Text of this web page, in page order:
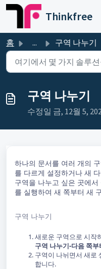
주요 콘텐츠로 건너뛰기
Thinkfree
홈 ... 구역 나누기
구역 나누기
수정일 금, 12월 5,
하나의 문서를 여러 개의
를 다르게 설정하거나 새
구역을 나누고 싶은 곳에서
를 실행하여 새 쪽부터 새
구역 나누기
새로운 구역으로 시작
구역 나누기-다음 쪽부
구역이 나뉘면서 새로
합니다.